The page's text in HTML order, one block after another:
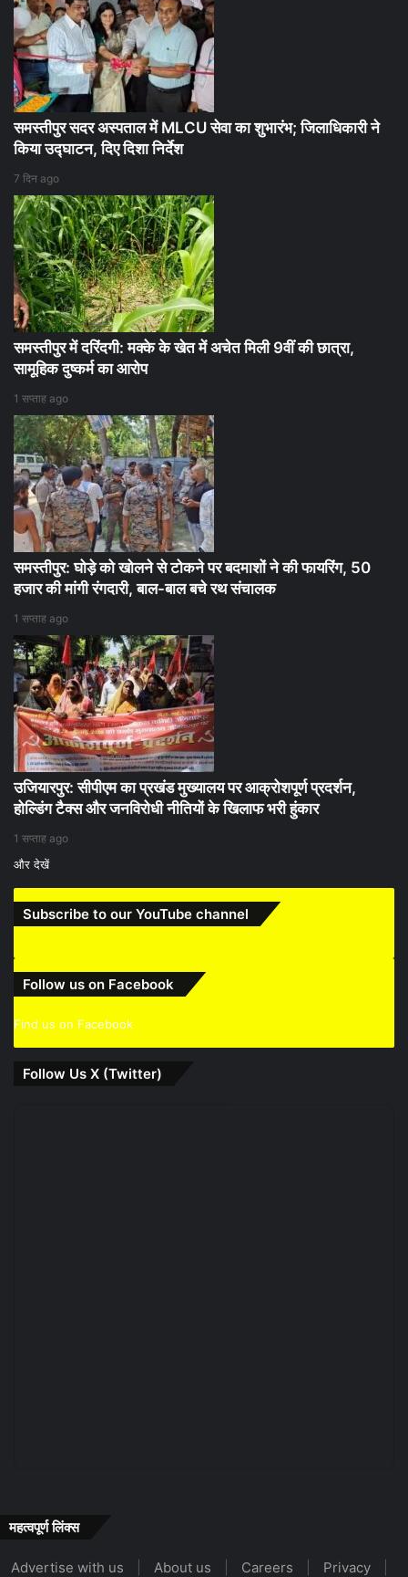
समस्तीपुर सदर अस्पताल में MLCU सेवा का शुभारंभ; जिलाधिकारी ने
किया उद्घाटन, दिए दिशा निर्देश
7 दिन ago
समस्तीपुर में दरिंदगी: मक्के के खेत में अचेत मिली 9वीं की छात्रा,
सामूहिक दुष्कर्म का आरोप
1 सप्ताह ago
समस्तीपुर: घोड़े को खोलने से टोकने पर बदमाशों ने की फायरिंग, 50
हजार की मांगी रंगदारी, बाल-बाल बचे रथ संचालक
1 सप्ताह ago
उजियारपुर: सीपीएम का प्रखंड मुख्यालय पर आक्रोशपूर्ण प्रदर्शन,
होल्डिंग टैक्स और जनविरोधी नीतियों के खिलाफ भरी हुंकार
1 सप्ताह ago
और देखें
Subscribe to our YouTube channel
Follow us on Facebook
Find us on Facebook
Follow Us X (Twitter)
महत्वपूर्ण लिंक्स
Advertise with us About us Careers Privacy